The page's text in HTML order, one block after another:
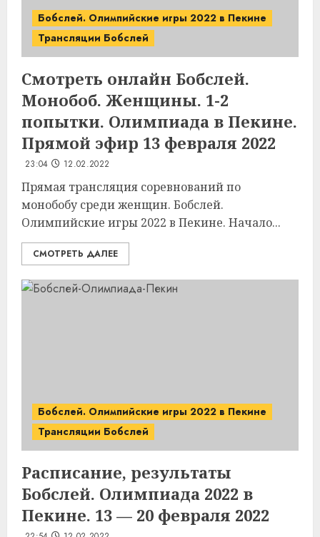
Бобслей. Олимпийские игры 2022 в Пекине
Трансляции Бобслей
Смотреть онлайн Бобслей.
Монобоб. Женщины. 1-2
попытки. Олимпиада в Пекине.
Прямой эфир 13 февраля 2022
23:04 12.02.2022
Прямая трансляция соревнований по
монобобу среди женщин. Бобслей.
Олимпийские игры 2022 в Пекине. Начало...
СМОТРЕТЬ ДАЛЕЕ
Бобслей. Олимпийские игры 2022 в Пекине
Трансляции Бобслей
Расписание, результаты
Бобслей. Олимпиада 2022 в
Пекине. 13 — 20 февраля 2022